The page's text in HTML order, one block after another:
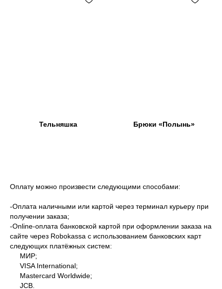
Тельняшка Брюки «Полынь»
Оплату можно произвести следующими способами:
-Оплата наличными или картой через терминал курьеру при
получении заказа;
-Оnline-оплата банковской картой при оформлении заказа на
сайте через Robokassa с использованием банковских карт
следующих платёжных систем:
МИР;
VISA International;
Mastercard Worldwide;
JCB.